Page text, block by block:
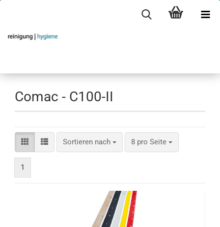
Comac - C100-II
Sortieren nach
Sortieren nach 8 pro Seite
pro Seite
1